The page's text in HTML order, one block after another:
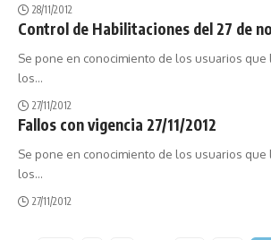
28/11/2012
Control de Habilitaciones del 27 de
Se pone en conocimiento de los usuarios que
los…
27/11/2012
Fallos con vigencia 27/11/2012
Se pone en conocimiento de los usuarios que
los…
27/11/2012